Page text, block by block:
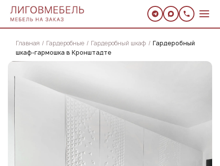
Главная Гардеробные Гардеробный шкаф
Гардеробный
шкаф-гармошка в Кронштадте